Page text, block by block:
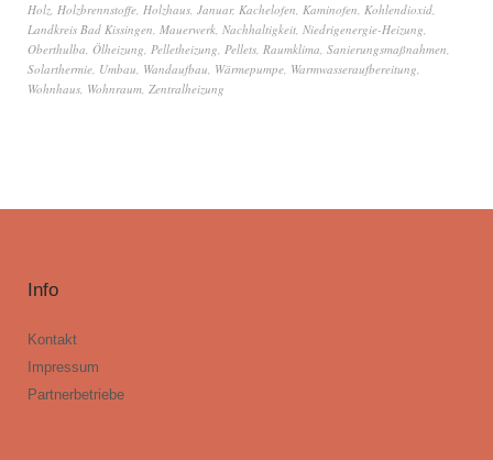
Holz, Holzbrennstoffe, Holzhaus, Januar, Kachelofen, Kaminofen, Kohlendioxid,
Landkreis Bad Kissingen, Mauerwerk, Nachhaltigkeit, Niedrigenergie-Heizung,
Oberthulba, Ölheizung, Pelletheizung, Pellets, Raumklima, Sanierungsmaßnahmen,
Solarthermie, Umbau, Wandaufbau, Wärmepumpe, Warmwasseraufbereitung,
Wohnhaus, Wohnraum, Zentralheizung
Info
Kontakt
Impressum
Partnerbetriebe